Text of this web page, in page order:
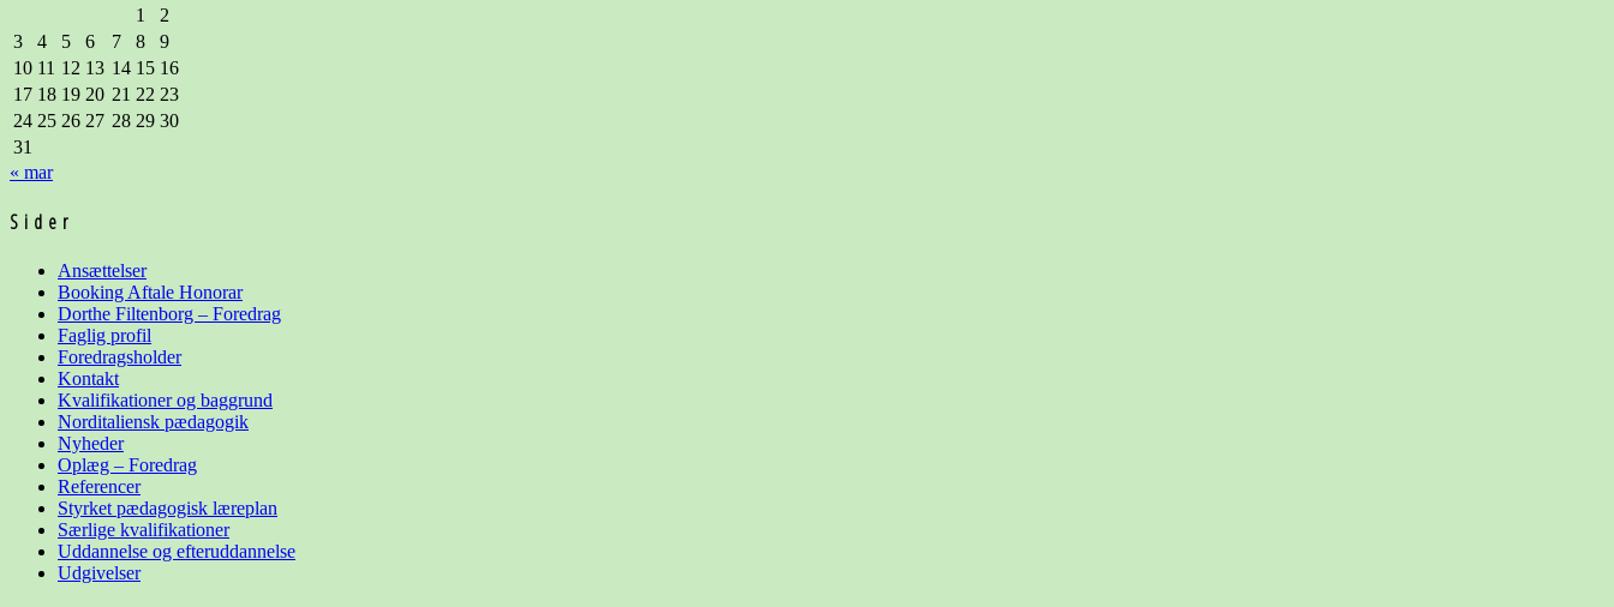
1
2
3
4 5 6 7 8
9
10 11 12 13 14 15 16
17 18 19 20 21 22 23
24 25 26 27 28 29 30
31
« mar
Sider
Ansættelser
Booking Aftale Honorar
Dorthe Filtenborg – Foredrag
Faglig profil
Foredragsholder
Kontakt
Kvalifikationer og baggrund
Norditaliensk pædagogik
Nyheder
Oplæg – Foredrag
Referencer
Styrket pædagogisk læreplan
Særlige kvalifikationer
Uddannelse og efteruddannelse
Udgivelser